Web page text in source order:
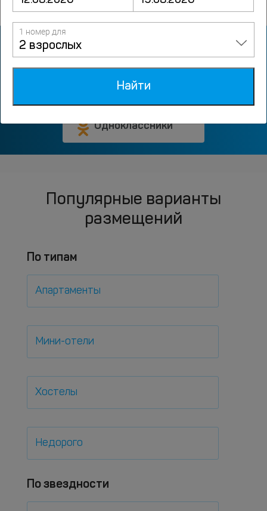
Мы в соцсетях
ВКонтакте
Одноклассники
Популярные варианты
размещений
По типам
Апартаменты
Мини-отели
Хостелы
Недорого
По звездности
1 номер для
2 взрослых
Найти